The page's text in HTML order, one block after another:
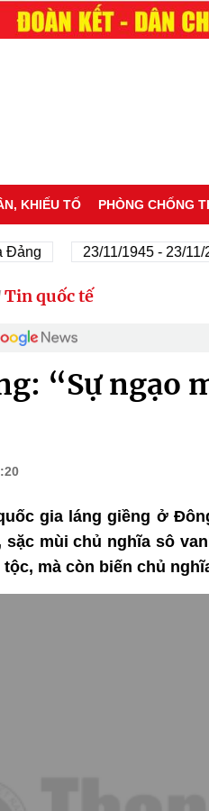
KHIẾU TỐ PHÒNG CHỐNG
23/11/1945 - 23/11/2025
Tin quốc tế
“Sự ngạo
gia láng giềng ở
mùi chủ nghĩa sô
mà còn biến chủ